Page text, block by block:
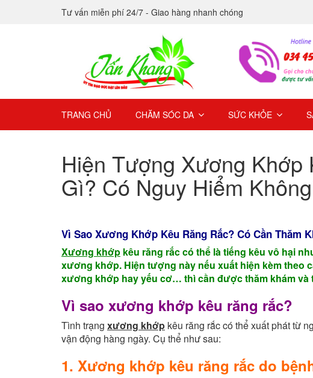
Tư vấn miễn phí 24/7 - Giao hàng nhanh chóng
TRANG CHỦ CHĂM SÓC DA SỨC KHỎE
Hiện Tượng Xương Khớp
Gì? Có Nguy Hiểm
Vì Sao Xương Khớp Kêu Răng Rắc? Có Cần Thăm
Xương khớp kêu răng rắc có thể là tiếng kêu vô hại
xương khớp. Hiện tượng này nếu xuất hiện kèm
xương khớp hay yếu cơ… thì cần được thăm khám và
Vì sao xương khớp kêu răng rắc?
Tình trạng xương khớp kêu răng rắc có thể xuất phát từ
vận động hàng ngày. Cụ thể như sau:
1. Xương khớp kêu răng rắc do